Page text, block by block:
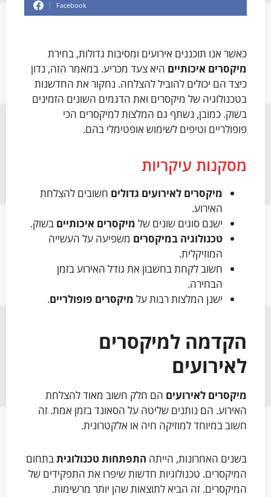
Facebook
כאשר אנו תוכננים אירועים ומסיבות גדולות, בחירת
מיקסרים איכותיים היא צעד מכריע. במאמר הזה, נדון
כיצד הם יכולים להוביל להצלחה. נחקור את החדשנות
בטכנולוגיה של מיקסרים ואת הדגמים השונים הזמינים
בשוק. כמובן, נשתף גם המלצות למיקסרים הכי
פופולריים וטיפים לשימוש אופטימלי בהם.
מסקנות עיקריות
מיקסרים לאירועים גדולים חשובים להצלחת
האירוע.
ישנם סוגים שונים של מיקסרים איכותיים בשוק.
טכנולוגיה במיקסרים משפיעה על העשייה
המוזיקלית.
חשוב לקחת בחשבון את גודל האירוע בזמן
הבחירה.
ישנן המלצות רבות על מיקסרים פופולריים.
הקדמה למיקסרים
לאירועים
מיקסרים לאירועים הם חלק חשוב מאוד להצלחת
האירוע. הם נותנים שליטה על הסאונד בזמן אמת. זה
חשוב במיוחד למוזיקה חיה או אלקטרונית.
בשנים האחרונות, הייתה התפתחות טכנולוגיתבתחום
המיקסרים. טכנולוגיות חדשות שיפרו את התפקידים של
המיקסרים. זה הביא לתוצאות שהן יותר מרשימות.